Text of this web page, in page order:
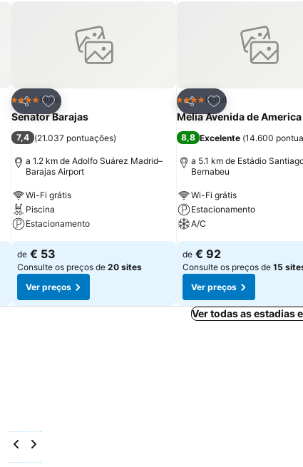
Partilhar
Adicionar aos favoritos
4 EstrelasHotel
Senator Barajas
7,4 (21.037 pontuações)
a 1.2 km de Adolfo Suárez Madrid–
Barajas Airport
Wi-Fi grátis
Piscina
Estacionamento
de € 53
Consulte os preços de 20 sites
Ver preços
Partilhar
Adicionar aos
4 EstrelasHotel
Melia Avenida de America
8,8 Excelente (14.600
a 5.1 km de Estádio
Bernabeu
Wi-Fi grátis
Estacionamento
A/C
de € 92
Consulte os preços de 15
Ver preços
Ver todas as estadias